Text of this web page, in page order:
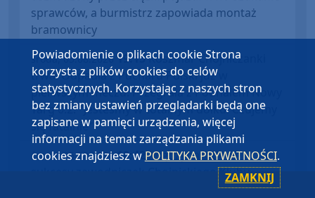
sprawców, a burmistrz zapowiada montaż
bramownicy
środa, 05.08.2026 19:15Koszmar Chojniczanki
trwa. Odpadła z Pucharu Polski już w
pierwszym meczu. Przegrała z Podhalem Nowy
Targ 0:2. "Jesteśmy w totalnym dołku. Czujemy
się fatalnie"
środa, 05.08.2026 10:42 Międzynarodowe
sukcesy zawodniczek Chojnickiego Klubu
Żeglarskiego. Klara Sobczak wicemistrzynią
Powiadomienie o plikach cookie Strona
korzysta z plików cookies do celów
statystycznych. Korzystając z naszych stron
bez zmiany ustawień przeglądarki będą one
zapisane w pamięci urządzenia, więcej
informacji na temat zarządzania plikami
cookies znajdziesz w POLITYKA PRYWATNOŚCI.
ZAMKNIJ